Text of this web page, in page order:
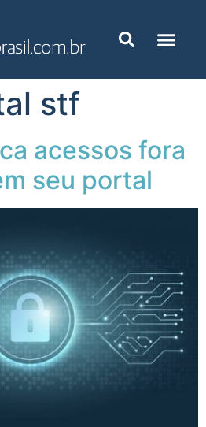
stf
acessos fora
seu portal